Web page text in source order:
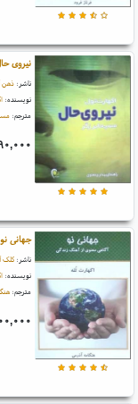
نیروی
ناشر: ذهن
نویسنده:
مترجم:
جهانی نو
ناشر: کلک
نویسنده:
مترجم: